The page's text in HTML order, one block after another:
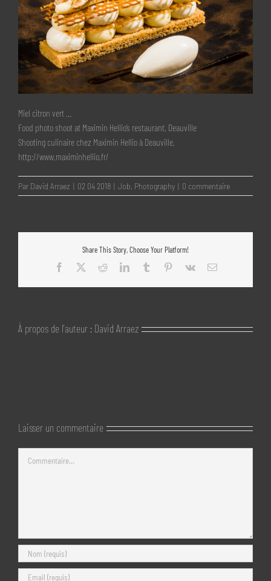
Miel citron vert …
Food photo shoot at Maximin Hellio’s restaurant, Deauville
Shooting culinaire chez Maximin Hellio à Deauville.
http://www.maximinhellio.fr/
Par David Arraez | 02 04 2018 | Job, Photography | 0 commentaire
Share This Story, Choose Your Platform!
Facebook
RedditLinkedInTumblr Pinterest
Vk Email
À propos de l'auteur : David Arraez
Laisser un commentaire